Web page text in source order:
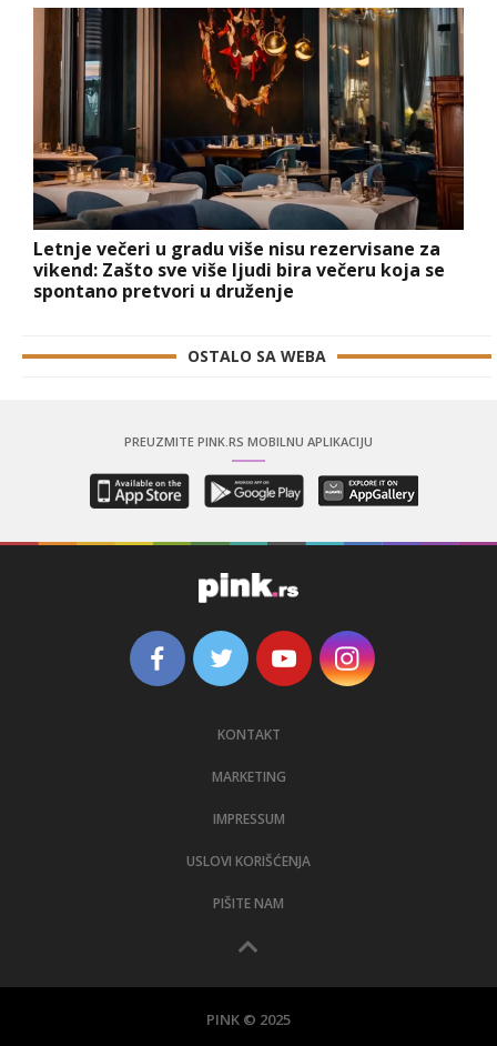
Letnje večeri u gradu više nisu rezervisane za
vikend: Zašto sve više ljudi bira večeru koja se
spontano pretvori u druženje
OSTALO SA WEBA
PREUZMITE PINK.RS MOBILNU APLIKACIJU
KONTAKT
MARKETING
IMPRESSUM
USLOVI KORIŠĆENJA
PIŠITE NAM
PINK © 2025